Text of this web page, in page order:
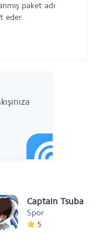
paket adı
eder.
Captain Tsubasa
Spor
5